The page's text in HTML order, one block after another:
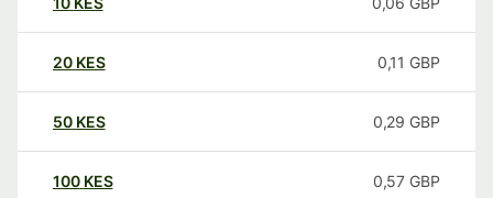
20 KES 0,11 GBP
50 KES 0,29 GBP
100 KES 0,57 GBP